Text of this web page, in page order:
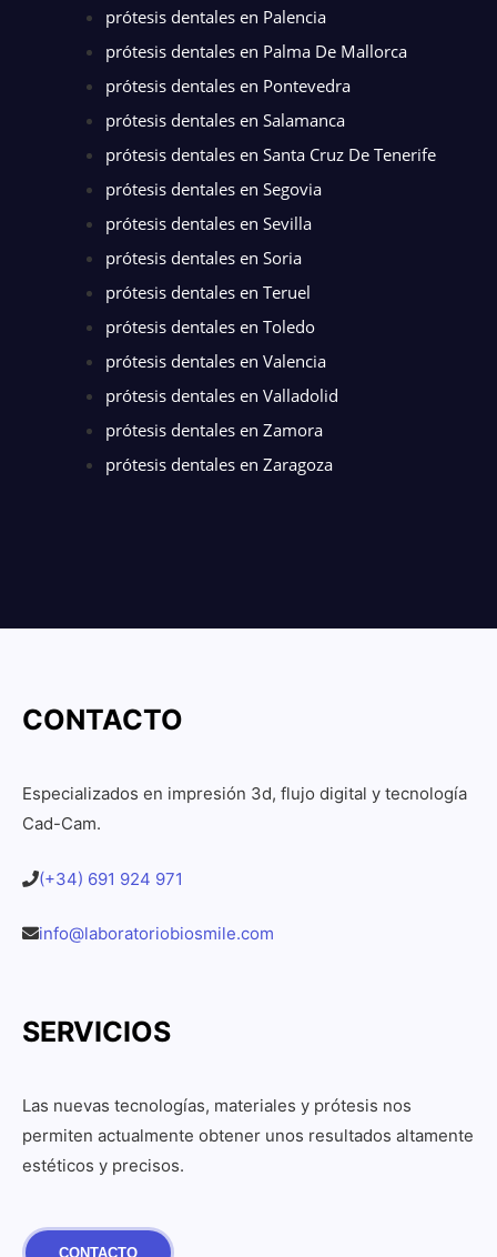
prótesis dentales en Palencia
prótesis dentales en Palma De Mallorca
prótesis dentales en Pontevedra
prótesis dentales en Salamanca
prótesis dentales en Santa Cruz De Tenerife
prótesis dentales en Segovia
prótesis dentales en Sevilla
prótesis dentales en Soria
prótesis dentales en Teruel
prótesis dentales en Toledo
prótesis dentales en Valencia
prótesis dentales en Valladolid
prótesis dentales en Zamora
prótesis dentales en Zaragoza
CONTACTO
Especializados en impresión 3d, flujo digital y tecnología
Cad-Cam.
(+34) 691 924 971
info@laboratoriobiosmile.com
SERVICIOS
Las nuevas tecnologías, materiales y prótesis nos
permiten actualmente obtener unos resultados altamente
estéticos y precisos.
CONTACTO